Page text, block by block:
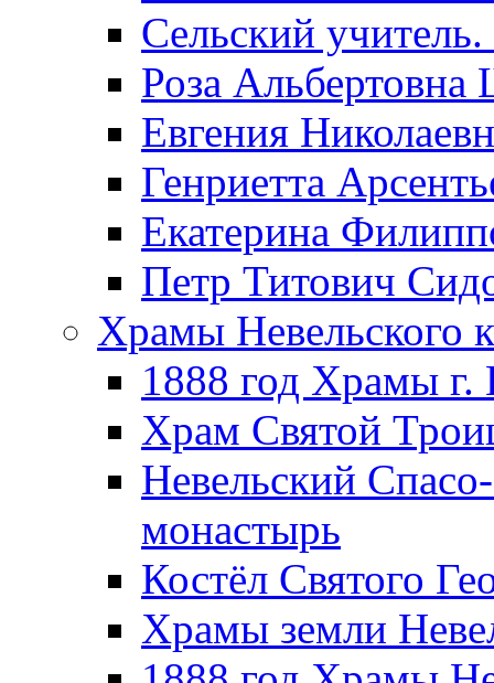
Сельский
Роза
Евгения
Генриетта
Екатерина
Петр Титович
Храмы Невельского
1888 год Храмы г.
Храм Святой
Невельский
монастырь
Костёл Святого
Храмы земли